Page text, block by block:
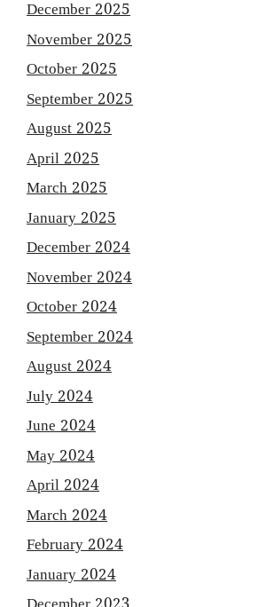
December 2025
November 2025
October 2025
September 2025
August 2025
April 2025
March 2025
January 2025
December 2024
November 2024
October 2024
September 2024
August 2024
July 2024
June 2024
May 2024
April 2024
March 2024
February 2024
January 2024